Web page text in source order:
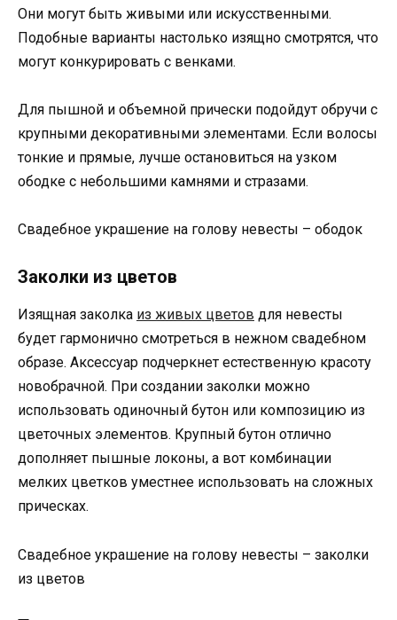
Они могут быть живыми или искусственными.
Подобные варианты настолько изящно смотрятся, что
могут конкурировать с венками.
Для пышной и объемной прически подойдут обручи с
крупными декоративными элементами. Если волосы
тонкие и прямые, лучше остановиться на узком
ободке с небольшими камнями и стразами.
Свадебное украшение на голову невесты – ободок
Заколки из цветов
Изящная заколка из живых цветов для невесты
будет гармонично смотреться в нежном свадебном
образе. Аксессуар подчеркнет естественную красоту
новобрачной. При создании заколки можно
использовать одиночный бутон или композицию из
цветочных элементов. Крупный бутон отлично
дополняет пышные локоны, а вот комбинации
мелких цветков уместнее использовать на сложных
прическах.
Свадебное украшение на голову невесты – заколки
из цветов